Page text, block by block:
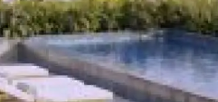
Hub de Corretores
Perfil Verificado